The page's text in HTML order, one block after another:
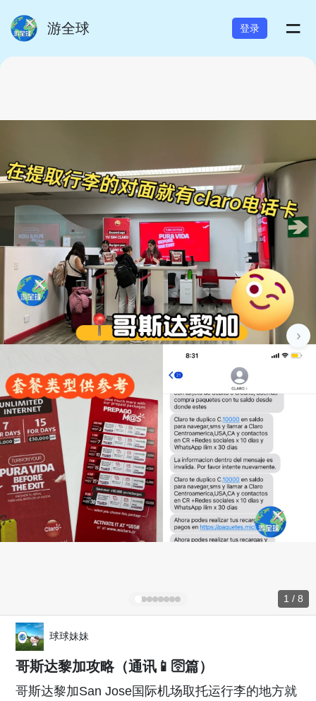
游全球 登录 =
›
1 / 8
球球妹妹
哥斯达黎加攻略（通讯📱🛜篇）
哥斯达黎加San Jose国际机场取托运行李的地方就